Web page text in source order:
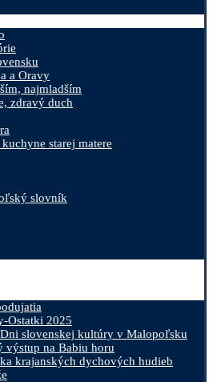
a Oravy
najmladším
zdravý duch
starej matere
slovník
Ostatki 2025
slovenskej kultúry v Malopoľsku
výstup na Babiu horu
krajanských dychových hudieb